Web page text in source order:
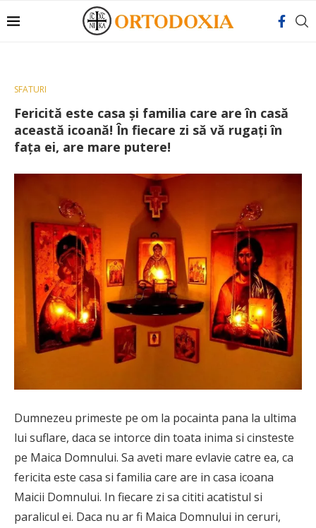
SFATURI
Fericită este casa și familia care are în casă
această icoană! În fiecare zi să vă rugați în
fața ei, are mare putere!
Dumnezeu primeste pe om la pocainta pana la ultima
lui suflare, daca se intorce din toata inima si cinsteste
pe Maica Domnului. Sa aveti mare evlavie catre ea, ca
fericita este casa si familia care are in casa icoana
Maicii Domnului. In fiecare zi sa cititi acatistul si
paralicul ei. Daca nu ar fi Maica Domnului in ceruri,